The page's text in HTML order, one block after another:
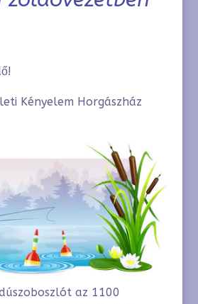
Kényelem Horgászház
az 1100